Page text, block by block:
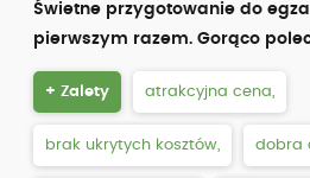
Świetne przygotowanie do
pierwszym razem. Gorąco
+ Zalety atrakcyjna cena,
brak ukrytych kosztów, dobra